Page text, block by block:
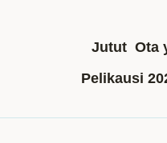
Jutut Ota
Pelikausi